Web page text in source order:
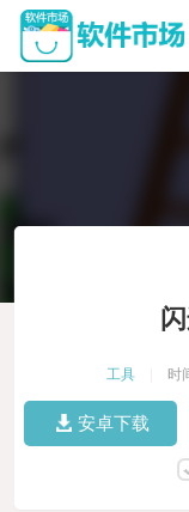
工具 时
安卓下载